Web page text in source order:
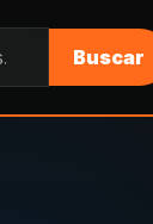
Buscar